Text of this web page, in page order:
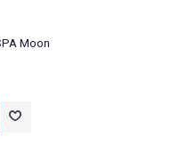
Moon